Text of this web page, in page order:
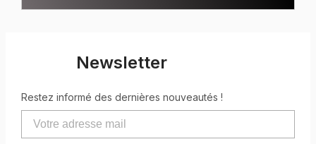
Newsletter
Restez informé des dernières nouveautés !